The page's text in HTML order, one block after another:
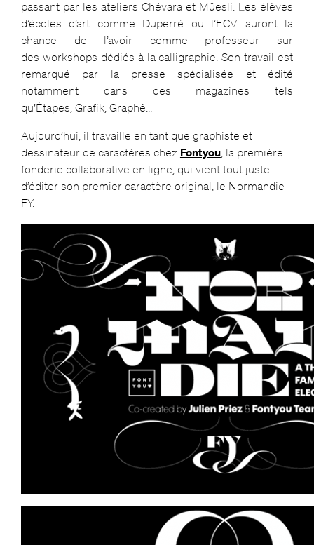
passant par les ateliers Chévara et Müesli. Les élèves
d’écoles d’art comme Duperré ou l’ECV auront la
chance de l’avoir comme professeur sur
des workshops dédiés à la calligraphie. Son travail est
remarqué par la presse spécialisée et édité
notamment dans des magazines tels
qu’Étapes, Grafik, Graphê…
Aujourd’hui, il travaille en tant que graphiste et
dessinateur de caractères chez Fontyou, la première
fonderie collaborative en ligne, qui vient tout juste
d’éditer son premier caractère original, le Normandie
FY.